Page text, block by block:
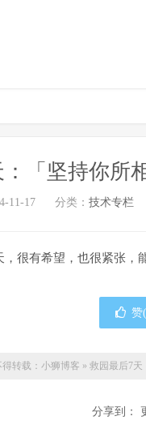
「坚持你所
11-17 分类： 技术专栏
很有希望，也很紧张，
赞(
转载： 小狮博客 » 救园最后7天
分享到：